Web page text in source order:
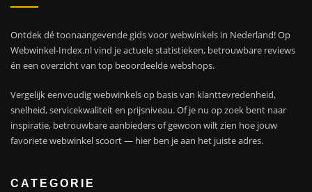
Ontdek dé toonaangevende gids voor webwinkels in Nederland! Op
Webwinkel-Index.nl vind je actuele statistieken, betrouwbare reviews
én een overzicht van top beoordeelde webshops.
Vergelijk eenvoudig webwinkels op basis van klanttevredenheid,
snelheid, servicekwaliteit en prijsniveau. Of je nu op zoek bent naar
inspiratie, betrouwbare aanbieders of gewoon wilt zien hoe jouw
favoriete webwinkel scoort — hier ben je aan het juiste adres.
CATEGORIE